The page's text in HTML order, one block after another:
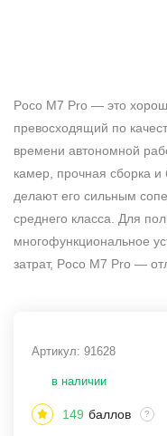
Poco M7 Pro — это
превосходящий по
времени автономной
камер, прочная сборка
делают его сильным
среднего класса. Для
многофункциональное
затрат, Poco M7 Pro —
Артикул: 91628
в наличии
149 баллов ?